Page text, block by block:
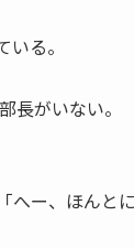
る。
長がいない。
へー、ほんと